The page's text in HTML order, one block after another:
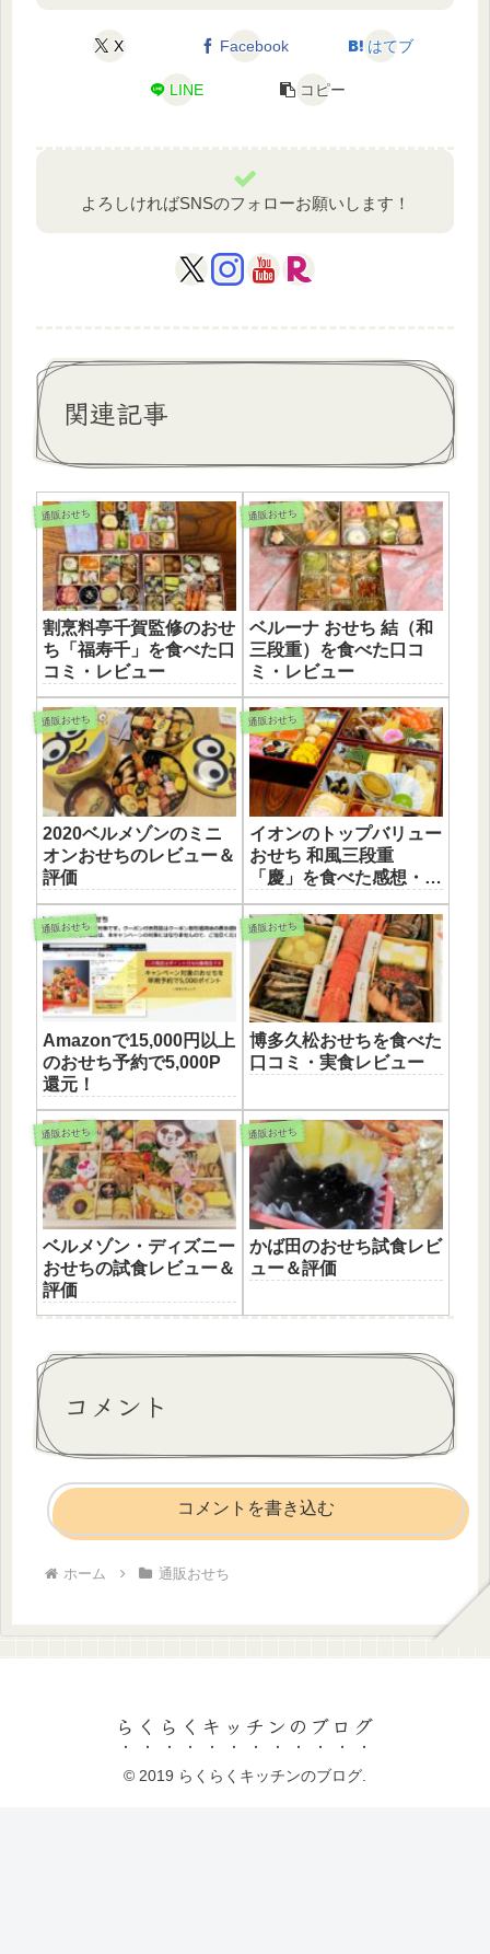
X Facebook はてブ
LINE コピー
よろしければSNSのフォローお願いします！
関連記事
通販おせち
割烹料亭千賀監修のおせ
ち「福寿千」を食べた口
コミ・レビュー
通販おせち
ベルーナ おせち 結（和
三段重）を食べた口コ
ミ・レビュー
通販おせち
2020ベルメゾンのミニ
オンおせちのレビュー＆
評価
通販おせち
イオンのトップバリュー
おせち 和風三段重
「慶」を食べた感想・レ
ビュー
通販おせち
Amazonで15,000円以上
のおせち予約で5,000P
還元！
通販おせち
博多久松おせちを食べた
口コミ・実食レビュー
通販おせち
ベルメゾン・ディズニー
おせちの試食レビュー＆
評価
通販おせち
かば田のおせち試食レビ
ュー＆評価
コメント
コメントを書き込む
ホーム 通販おせち
らくらくキッチンのブログ
© 2019 らくらくキッチンのブログ.